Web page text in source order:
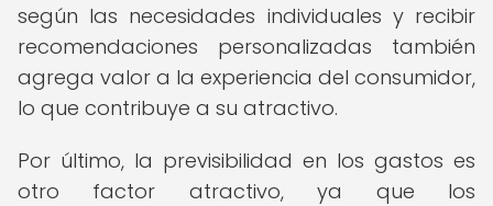
según las necesidades individuales y recibir
recomendaciones personalizadas también
agrega valor a la experiencia del consumidor,
lo que contribuye a su atractivo.
Por último, la previsibilidad en los gastos es
otro factor atractivo, ya que los